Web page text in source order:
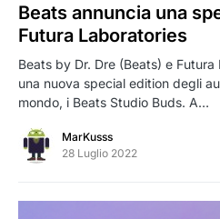
Beats annuncia una
Futura Laboratories
Beats by Dr. Dre (Beats) e
una nuova special edition degli
mondo, i Beats Studio Buds. A…
MarKusss
28 Luglio 2022